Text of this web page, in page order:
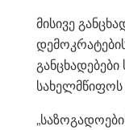
მისივე